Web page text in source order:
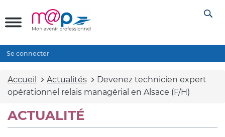
Se connecter
Accueil Actualités
Devenez technicien expert
opérationnel relais managérial en Alsace (F/H)
ACTUALITÉ